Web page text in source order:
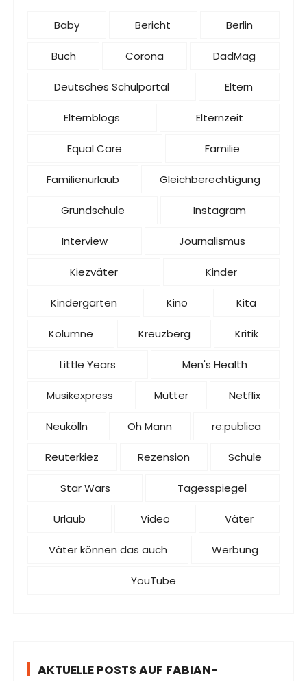
Baby Bericht Berlin
Buch Corona DadMag
Deutsches Schulportal Eltern
Elternblogs Elternzeit
Equal Care Familie
Familienurlaub Gleichberechtigung
Grundschule Instagram
Interview Journalismus
Kiezväter Kinder
Kindergarten Kino Kita
Kolumne Kreuzberg Kritik
Little Years Men's Health
Musikexpress Mütter Netflix
Neukölln Oh Mann re:publica
Reuterkiez Rezension Schule
Star Wars Tagesspiegel
Urlaub Video Väter
Väter können das auch Werbung
YouTube
AKTUELLE POSTS AUF FABIAN-